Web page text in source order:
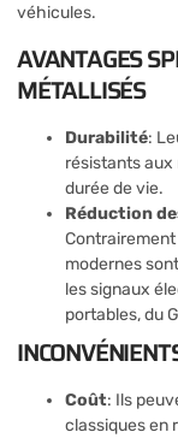
véhicules.
AVANTAGES
MÉTALLISÉS
Durabilité:
résistants aux
durée de vie.
Réduction
modernes
les signaux
portables, du
Coût: Ils
classiques en